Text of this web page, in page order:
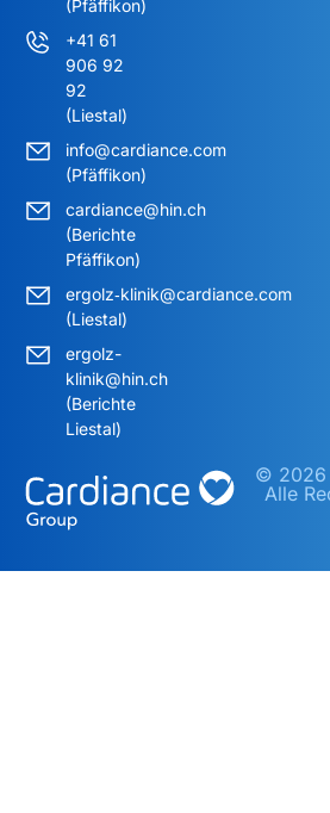
(Pfäffikon)
+41 61
906 92
92
(Liestal)
info@cardiance.com
(Pfäffikon)
cardiance@hin.ch
(Berichte
Pfäffikon)
ergolz‑klinik@cardiance.com
(Liestal)
ergolz-
klinik@hin.ch
(Berichte
Liestal)
© 2026
Alle